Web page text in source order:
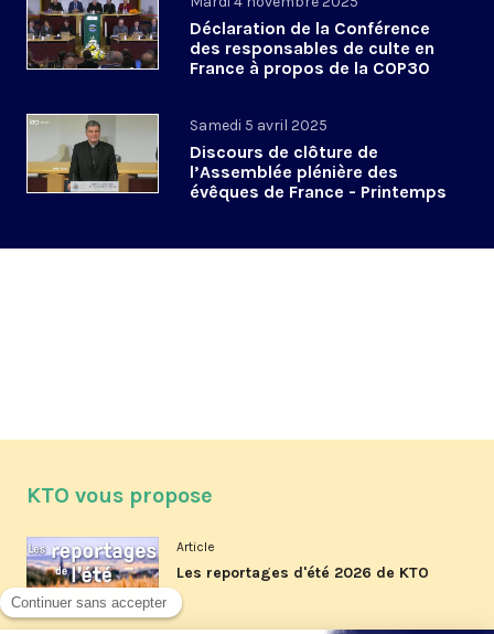
Déclaration de la Conférence
des responsables de culte en
France à propos de la COP30
Samedi 5 avril 2025
Discours de clôture de
l’Assemblée plénière des
évêques de France - Printemps
KTO vous propose
Article
Les reportages d'été 2026 de KTO